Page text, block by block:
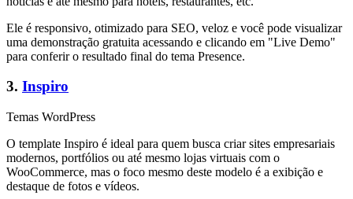
Ele é responsivo, otimizado para SEO, veloz e você pode visualizar
uma demonstração gratuita acessando e clicando em "Live Demo"
para conferir o resultado final do tema Presence.
3. Inspiro
Temas WordPress
O template Inspiro é ideal para quem busca criar sites empresariais
modernos, portfólios ou até mesmo lojas virtuais com o
WooCommerce, mas o foco mesmo deste modelo é a exibição e
destaque de fotos e vídeos.